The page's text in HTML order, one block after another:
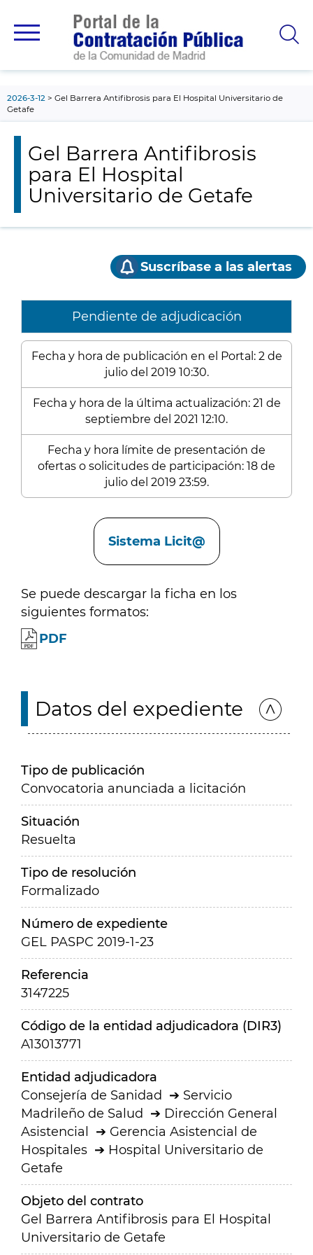
principal
2026-3-12
Gel Barrera Antifibrosis para El Hospital Universitario de
Getafe
Gel Barrera Antifibrosis
para El Hospital
Universitario de Getafe
Suscríbase a las alertas
Pendiente de adjudicación
Fecha y hora de publicación en el Portal: 2 de
julio del 2019 10:30.
Fecha y hora de la última actualización: 21 de
septiembre del 2021 12:10.
Fecha y hora límite de presentación de
ofertas o solicitudes de participación: 18 de
julio del 2019 23:59.
Sistema Licit@
Se puede descargar la ficha en los
siguientes formatos:
PDF
Datos del expediente
Tipo de publicación
Convocatoria anunciada a licitación
Situación
Resuelta
Tipo de resolución
Formalizado
Número de expediente
GEL PASPC 2019-1-23
Referencia
3147225
Código de la entidad adjudicadora (DIR3)
A13013771
Entidad adjudicadora
Consejería de Sanidad
Servicio
Madrileño de Salud
Dirección General
Asistencial
Gerencia Asistencial de
Hospitales
Hospital Universitario de
Getafe
Objeto del contrato
Gel Barrera Antifibrosis para El Hospital
Universitario de Getafe